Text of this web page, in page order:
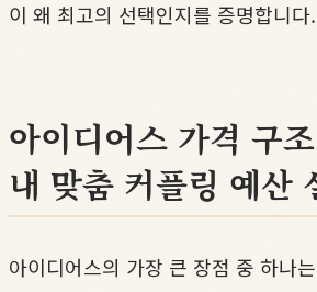
이 왜 최고의 선택인지를 증명합니다.
아이디어스 가격 구
내 맞춤 커플링 예산
아이디어스의 가장 큰 장점 중 하나